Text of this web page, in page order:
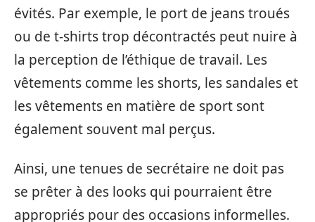
évités. Par exemple, le port de jeans troués
ou de t-shirts trop décontractés peut nuire à
la perception de l’éthique de travail. Les
vêtements comme les shorts, les sandales et
les vêtements en matière de sport sont
également souvent mal perçus.
Ainsi, une tenues de secrétaire ne doit pas
se prêter à des looks qui pourraient être
appropriés pour des occasions informelles.